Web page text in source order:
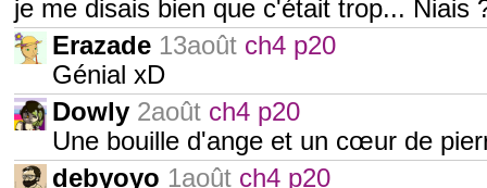
je me disais bien que c'était trop... Niais
Erazade 13août ch4 p20
Génial xD
Dowly 2août ch4 p20
Une bouille d'ange et un cœur de
debyoyo 1août ch4 p20